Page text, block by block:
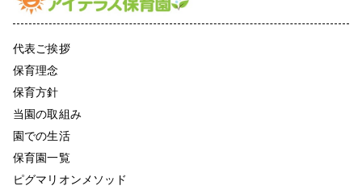
代表ご挨拶
保育理念
保育方針
当園の取組み
園での生活
保育園一覧
ピグマリオンメソッド